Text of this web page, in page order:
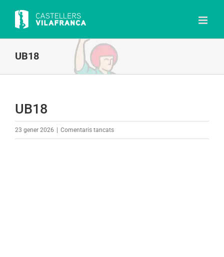
content
UB18
UB18
23 gener 2026 Comentaris tancatsa